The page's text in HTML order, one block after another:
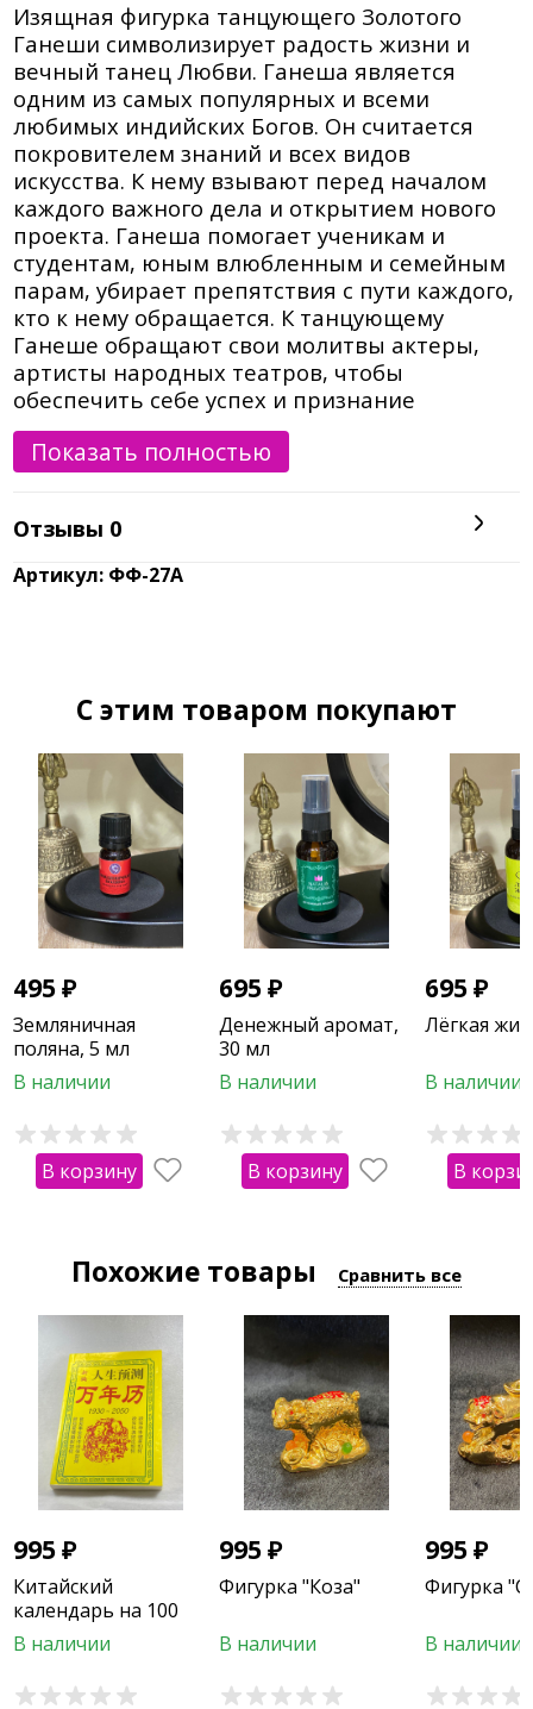
Изящная фигурка танцующего Золотого
Ганеши символизирует радость жизни и
вечный танец Любви. Ганеша является
одним из самых популярных и всеми
любимых индийских Богов. Он считается
покровителем знаний и всех видов
искусства. К нему взывают перед началом
каждого важного дела и открытием нового
проекта. Ганеша помогает ученикам и
студентам, юным влюбленным и семейным
парам, убирает препятствия с пути каждого,
кто к нему обращается. К танцующему
Ганеше обращают свои молитвы актеры,
артисты народных театров, чтобы
обеспечить себе успех и признание
зрителей. Статуэтку золотого танцующего
Ганеши благоприятно приобрести тем, кто
учится, чья профессия связана с искусством,
всем, кто мечтает о создании счастливых
семейных отношений. Если у вас возникли
серьезные трудности, препятствия, заторы
в делах попросите Ганешу о помощи, сделав
Показать полностью
Отзывы 0
Артикул: ФФ-27А
C этим товаром покупают
495₽
Земляничная
поляна, 5 мл
В наличии
В корзину
695₽
Денежный аромат,
30 мл
В наличии
В корзину
695₽
Лёгкая
В наличии
В
Похожие товары Сравнить все
995₽
Китайский
календарь на 100
лет
В наличии
995₽
Фигурка "Коза"
В наличии
995₽
Фигурка
В наличии